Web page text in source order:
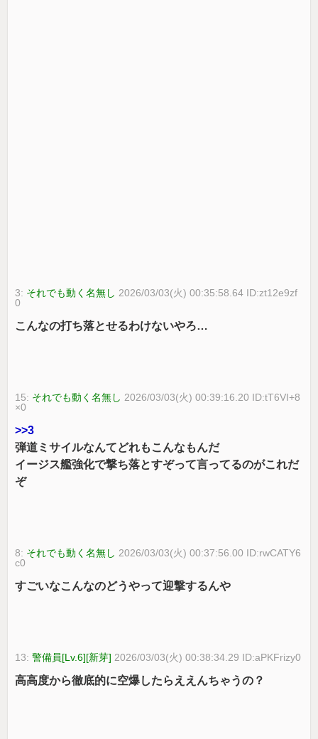
3: それでも動く名無し 2026/03/03(火) 00:35:58.64 ID:zt12e9zf
0
こんなの打ち落とせるわけないやろ…
15: それでも動く名無し 2026/03/03(火) 00:39:16.20 ID:tT6VI+8
×0
>>3
弾道ミサイルなんてどれもこんなもんだ
イージス艦強化で撃ち落とすぞって言ってるのがこれだ
ぞ
8: それでも動く名無し 2026/03/03(火) 00:37:56.00 ID:rwCATY6
c0
すごいなこんなのどうやって迎撃するんや
13:警備員[Lv.6][新芽] 2026/03/03(火) 00:38:34.29 ID:aPKFrizy0
高高度から徹底的に空爆したらええんちゃうの？